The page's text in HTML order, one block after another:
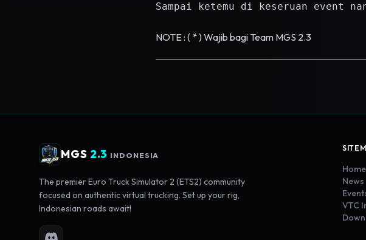
Sampai ketemu di keseruan event
NOTE : ( * ) Wajib bagi Team MGS 2.3
MGS 2.3 INDONESIA
The premier Euro Truck Simulator 2 (ETS2) community
focused on authentic virtual trucking. Set up your rig,
Indonesian roads await!
Home
News
VTC